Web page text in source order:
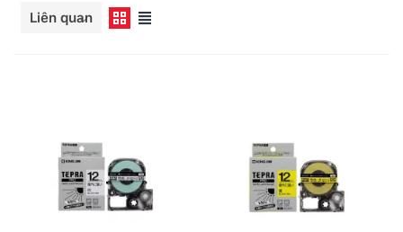
Liên quan